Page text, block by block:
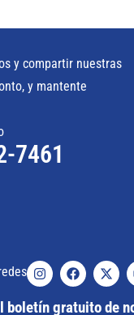
y compartir nuestras
y mantente
7461
boletín gratuito de